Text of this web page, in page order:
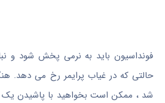
فونداسیون باید به نرمی پخش شود و
حالتی که در غیاب پرایمر رخ می دهد.
شد ، ممکن است بخواهید با پاشیدن یک